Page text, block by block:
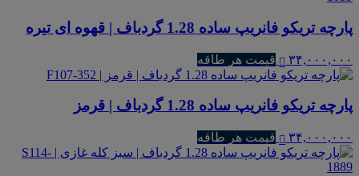
پارچه تریکو فانریپ ساده 1.28 گردباف | قهوه ای تیره
۳۴,۰۰۰,۰۰۰ قیمت هر طاقه
پارچه تریکو فانریپ ساده 1.28 گردباف | قرمز
۳۴,۰۰۰,۰۰۰ قیمت هر طاقه